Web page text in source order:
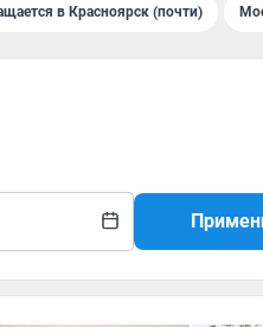
в Красноярск (почти)